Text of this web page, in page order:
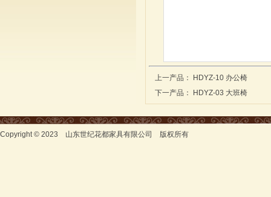
上一产品：
HDYZ-10 办公椅
下一产品：
HDYZ-03 大班椅
Copyright © 2023 山东世纪花都家具有限公司 版权所有